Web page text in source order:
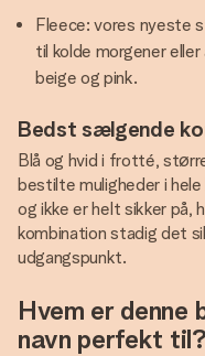
Fleece: vores nyeste
til kolde morgener
beige og pink.
Bedst sælgende
Blå og hvid i frotté,
bestilte muligheder i
og ikke er helt sikker på,
kombination stadig det
udgangspunkt.
Hvem er denne
navn perfekt til?